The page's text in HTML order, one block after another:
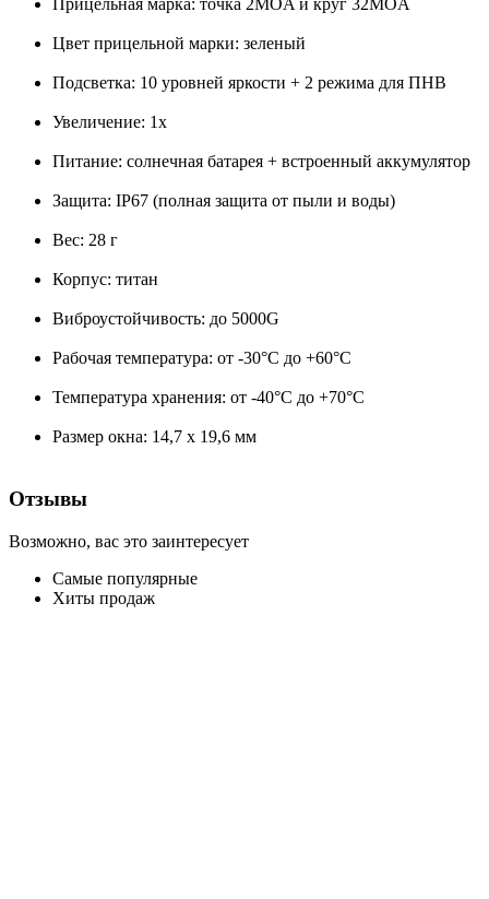
Прицельная марка: точка 2MOA и круг 32MOA
Цвет прицельной марки: зеленый
Подсветка: 10 уровней яркости + 2 режима для ПНВ
Увеличение: 1x
Питание: солнечная батарея + встроенный аккумулятор
Защита: IP67 (полная защита от пыли и воды)
Вес: 28 г
Корпус: титан
Виброустойчивость: до 5000G
Рабочая температура: от -30°C до +60°C
Температура хранения: от -40°C до +70°C
Размер окна: 14,7 x 19,6 мм
Отзывы
Возможно, вас это заинтересует
Самые популярные
Хиты продаж